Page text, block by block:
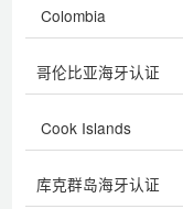
Colombia
哥伦比亚海牙认证
Cook Islands
库克群岛海牙认证